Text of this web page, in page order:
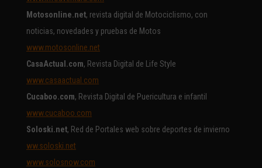
Motosonline.net, revista digital de Motociclismo, con
noticias, novedades y pruebas de Motos
www.motosonline.net
CasaActual.com, Revista Digital de Life Style
www.casaactual.com
Cucaboo.com, Revista Digital de Puericultura e infantil
www.cucaboo.com
Soloski.net, Red de Portales web sobre deportes de invierno
ww.soloski.net
www.solosnow.com